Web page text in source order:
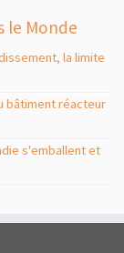
le Monde
la limite
bâtiment réacteur
s'emballent et